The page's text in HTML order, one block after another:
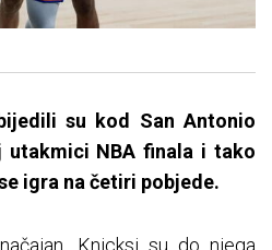
su kod San Antonio
utakmici NBA finala i tako
igra na četiri pobjede.
Knicksi su do njega